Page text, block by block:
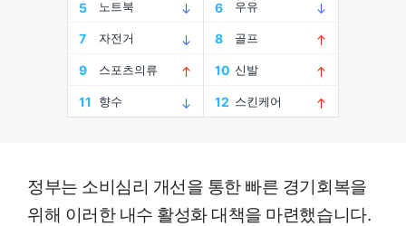
정부는 소비심리 개선을 통한 빠른 경기회복을
위해 이러한 내수 활성화 대책을 마련했습니다.